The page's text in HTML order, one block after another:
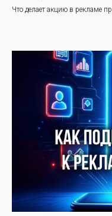
Что делает акцию в рекламе